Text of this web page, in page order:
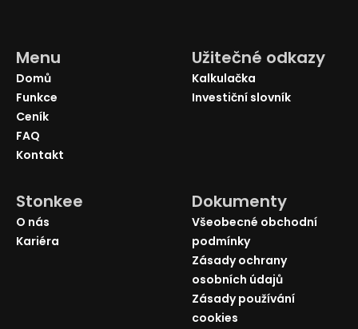
Menu
Domů
Funkce
Ceník
FAQ
Kontakt
Užitečné odkazy
Kalkulačka
Investiční slovník
Stonkee
O nás
Kariéra
Dokumenty
Všeobecné obchodní
podmínky
Zásady ochrany
osobních údajů
Zásady používání
cookies